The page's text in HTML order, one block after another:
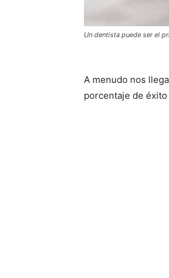
Un dentista puede ser el
A menudo nos
porcentaje de